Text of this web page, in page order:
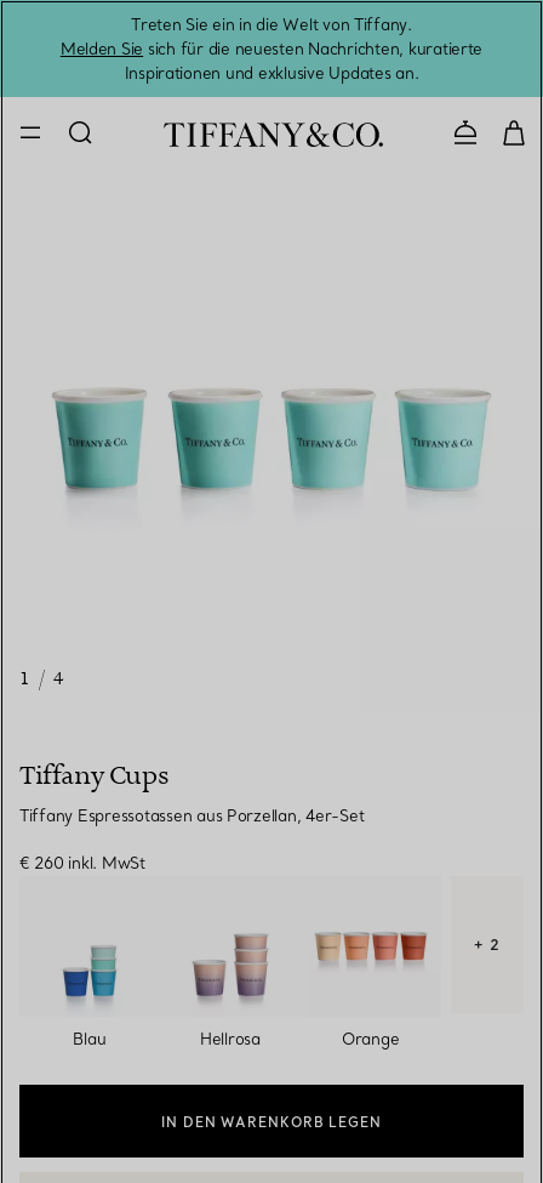
Treten Sie ein in die Welt von Tiffany.
Melden Sie sich für die neuesten Nachrichten, kuratierte
Inspirationen und exklusive Updates an.
1 / 4
Tiffany Cups
Tiffany Espressotassen aus Porzellan, 4er-Set
€ 260 inkl. MwSt
Blau Hellrosa Orange
+ 2
IN DEN WARENKORB LEGEN